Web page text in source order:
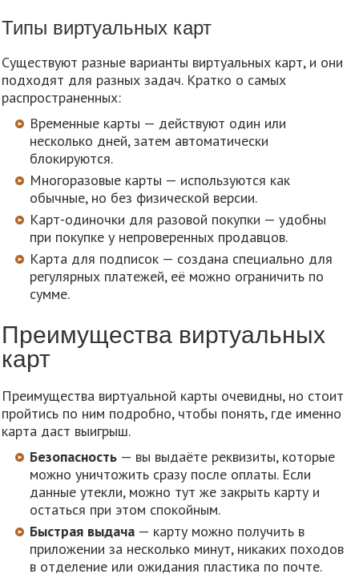
Типы виртуальных карт
Существуют разные варианты виртуальных карт, и они
подходят для разных задач. Кратко о самых
распространенных:
Временные карты — действуют один или
несколько дней, затем автоматически
блокируются.
Многоразовые карты — используются как
обычные, но без физической версии.
Карт-одиночки для разовой покупки — удобны
при покупке у непроверенных продавцов.
Карта для подписок — создана специально для
регулярных платежей, её можно ограничить по
сумме.
Преимущества виртуальных
карт
Преимущества виртуальной карты очевидны, но стоит
пройтись по ним подробно, чтобы понять, где именно
карта даст выигрыш.
Безопасность — вы выдаёте реквизиты, которые
можно уничтожить сразу после оплаты. Если
данные утекли, можно тут же закрыть карту и
остаться при этом спокойным.
Быстрая выдача — карту можно получить в
приложении за несколько минут, никаких походов
в отделение или ожидания пластика по почте.